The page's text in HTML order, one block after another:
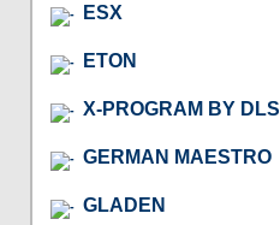
ESX
ETON
X-PROGRAM BY DLS
GERMAN MAESTRO
GLADEN